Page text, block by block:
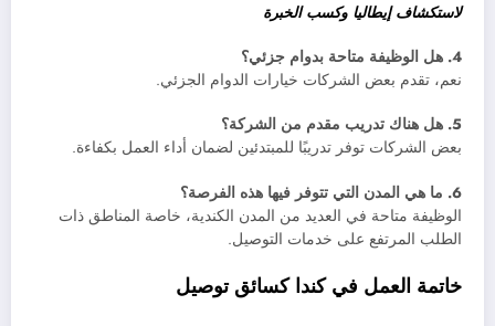
لاستكشاف إيطاليا وكسب الخبرة
4. هل الوظيفة متاحة بدوام جزئي؟
نعم، تقدم بعض الشركات خيارات الدوام الجزئي.
5. هل هناك تدريب مقدم من الشركة؟
بعض الشركات توفر تدريبًا للمبتدئين لضمان أداء العمل بكفاءة.
6. ما هي المدن التي تتوفر فيها هذه الفرصة؟
الوظيفة متاحة في العديد من المدن الكندية، خاصة المناطق ذات
الطلب المرتفع على خدمات التوصيل.
خاتمة العمل في كندا كسائق توصيل